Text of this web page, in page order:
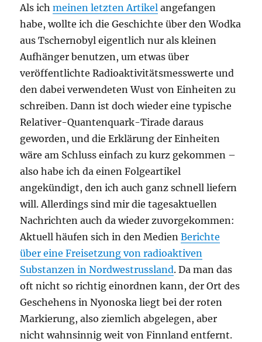
Als ichmeinen letzten Artikel angefangen
habe, wollte ich die Geschichte über den Wodka
aus Tschernobyl eigentlich nur als kleinen
Aufhänger benutzen, um etwas über
veröffentlichte Radioaktivitätsmesswerte und
den dabei verwendeten Wust von Einheiten zu
schreiben. Dann ist doch wieder eine typische
Relativer-Quantenquark-Tirade daraus
geworden, und die Erklärung der Einheiten
wäre am Schluss einfach zu kurz gekommen –
also habe ich da einen Folgeartikel
angekündigt, den ich auch ganz schnell liefern
will. Allerdings sind mir die tagesaktuellen
Nachrichten auch da wieder zuvorgekommen:
Aktuell häufen sich in den MedienBerichte
über eine Freisetzung von radioaktiven
Substanzen in Nordwestrussland. Da man das
oft nicht so richtig einordnen kann, der Ort des
Geschehens in Nyonoska liegt bei der roten
Markierung, also ziemlich abgelegen, aber
nicht wahnsinnig weit von Finnland entfernt.